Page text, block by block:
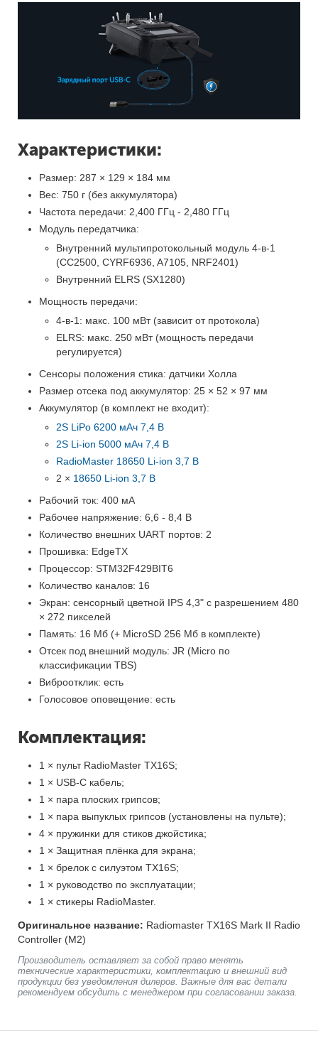
Характеристики:
Размер: 287 × 129 × 184 мм
Вес: 750 г (без аккумулятора)
Частота передачи: 2,400 ГГц - 2,480 ГГц
Модуль передатчика:
Внутренний мультипротокольный модуль 4-в-1
(CC2500, CYRF6936, A7105, NRF2401)
Внутренний ELRS (SX1280)
Мощность передачи:
4-в-1: макс. 100 мВт (зависит от протокола)
ELRS: макс. 250 мВт (мощность передачи
регулируется)
Сенсоры положения стика: датчики Холла
Размер отсека под аккумулятор: 25 × 52 × 97 мм
Аккумулятор (в комплект не входит):
2S LiPo 6200 мАч 7,4 В
2S Li-ion 5000 мАч 7,4 В
RadioMaster 18650 Li-ion 3,7 В
2 × 18650 Li-ion 3,7 В
Рабочий ток: 400 мА
Рабочее напряжение: 6,6 - 8,4 В
Количество внешних UART портов: 2
Прошивка: EdgeTX
Процессор: STM32F429BIT6
Количество каналов: 16
Экран: сенсорный цветной IPS 4,3" с разрешением 480
× 272 пикселей
Память: 16 Мб (+ MicroSD 256 Мб в комплекте)
Отсек под внешний модуль: JR (Micro по
классификации TBS)
Виброотклик: есть
Голосовое оповещение: есть
Комплектация:
1 × пульт RadioMaster TX16S;
1 × USB-C кабель;
1 × пара плоских грипсов;
1 × пара выпуклых грипсов (установлены на пульте);
4 × пружинки для стиков джойстика;
1 × Защитная плёнка для экрана;
1 × брелок с силуэтом TX16S;
1 × руководство по эксплуатации;
1 × стикеры RadioMaster.
Оригинальное название: Radiomaster TX16S Mark II Radio
Controller (M2)
Производитель оставляет за собой право менять
технические характеристики, комплектацию и внешний вид
продукции без уведомления дилеров. Важные для вас детали
рекомендуем обсудить с менеджером при согласовании заказа.